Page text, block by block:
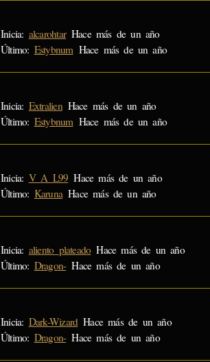
Inicia: alcarohtar Hace más de un año
Último: Estybnum Hace más de un año
Inicia: Extralien Hace más de un año
Último: Estybnum Hace más de un año
Inicia: V_A_L99 Hace más de un año
Último: Karuna Hace más de un año
Inicia: aliento_plateado Hace más de un año
Último: Dragon- Hace más de un año
Inicia: Dark-Wizard Hace más de un año
Último: Dragon- Hace más de un año